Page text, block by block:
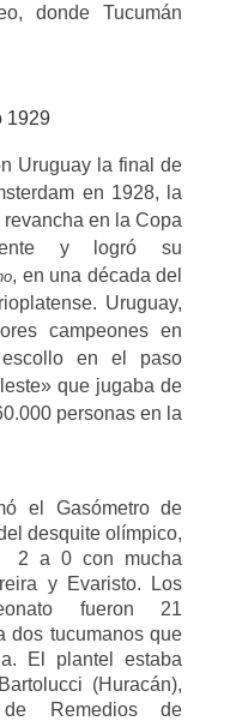
donde Tucumán
1929
Uruguay la final de
en 1928, la
en la Copa
y logró su
, en una década del
Uruguay,
campeones en
en el paso
que jugaba de
personas en la
el Gasómetro de
desquite olímpico,
2 a 0 con mucha
y Evaristo. Los
fueron 21
dos tucumanos que
El plantel estaba
(Huracán),
Remedios de